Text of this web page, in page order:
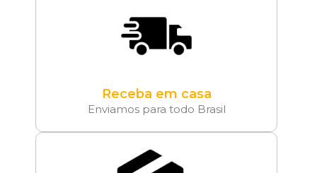
Receba em casa
Enviamos para todo Brasil